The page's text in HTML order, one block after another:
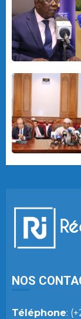
NOS
Téléphone: